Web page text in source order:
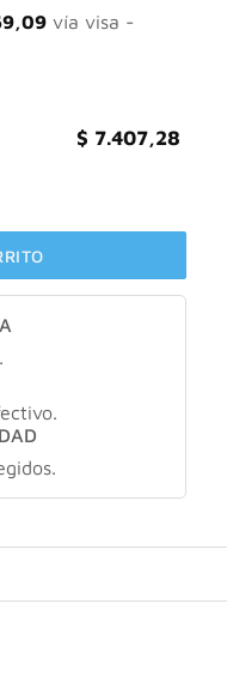
$ 7.407,28.
vía visa -
$ 7.407,28